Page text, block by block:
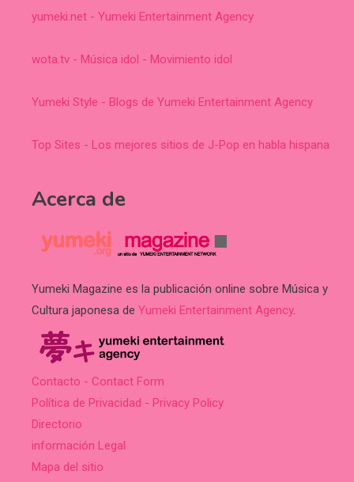
yumeki.net - Yumeki Entertainment Agency
wota.tv - Música idol - Movimiento idol
Yumeki Style - Blogs de Yumeki Entertainment Agency
Top Sites - Los mejores sitios de J-Pop en habla hispana
Acerca de
Yumeki Magazine es la publicación online sobre Música y
Cultura japonesa de Yumeki Entertainment Agency.
Contacto - Contact Form
Política de Privacidad - Privacy Policy
Directorio
información Legal
Mapa del sitio